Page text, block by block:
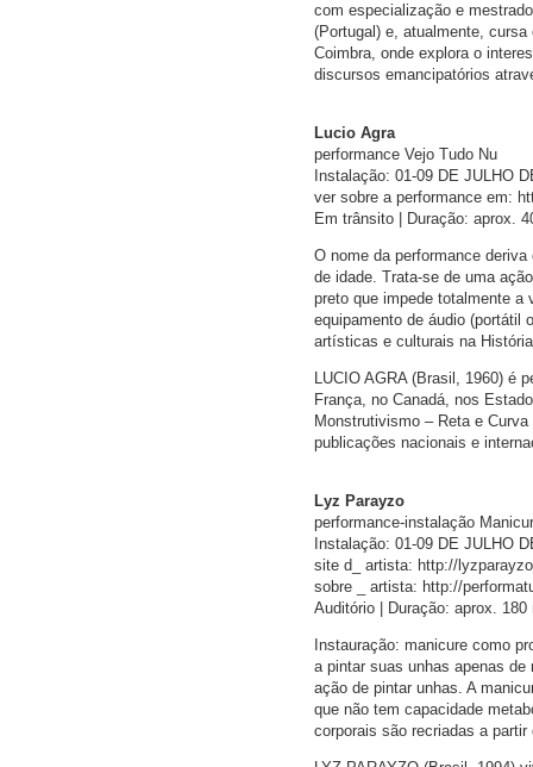
com especialização e
(Portugal) e, atualmente,
Coimbra, onde explora o
discursos emancipatórios
Lucio Agra
performance Vejo Tudo Nu
Instalação: 01-09 DE JULHO
ver sobre a performance em:
Em trânsito | Duração: aprox.
O nome da performance
de idade. Trata-se de uma
preto que impede totalmente a
equipamento de áudio (portátil
artísticas e culturais na
LUCIO AGRA (Brasil, 1960) é
França, no Canadá, nos
Monstrutivismo – Reta e
publicações nacionais e
Lyz Parayzo
performance-instalação
Instalação: 01-09 DE JULHO
site d_ artista: http://
sobre _ artista: http://
Auditório | Duração: aprox. 180
Instauração: manicure como
a pintar suas unhas apenas de
ação de pintar unhas. A
que não tem capacidade
corporais são recriadas a